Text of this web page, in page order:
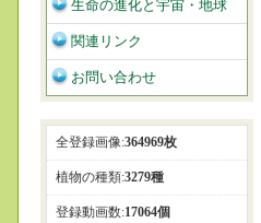
生命の進化と宇宙・地球
関連リンク
お問い合わせ
全登録画像:364969枚
植物の種類:3279種
登録動画数:17064個